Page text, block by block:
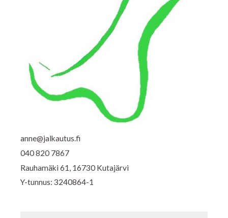
anne@jalkautus.fi
040 820 7867
Rauhamäki 61, 16730 Kutajärvi
Y-tunnus: 3240864-1